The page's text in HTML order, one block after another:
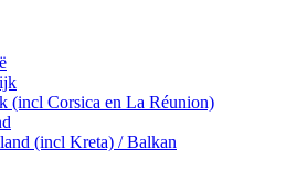
(incl Corsica en La Réunion)
(incl Kreta) / Balkan